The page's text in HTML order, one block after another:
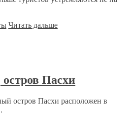
Читать дальше
Пасхи
остров Пасхи расположен в